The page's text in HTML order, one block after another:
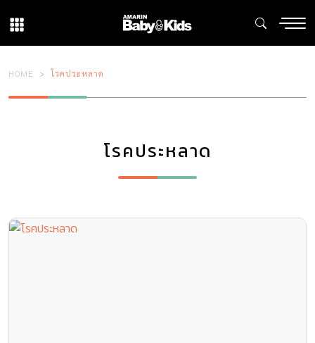
HOME โรคประหลาด
โรคประหลาด